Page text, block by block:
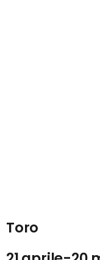
Toro